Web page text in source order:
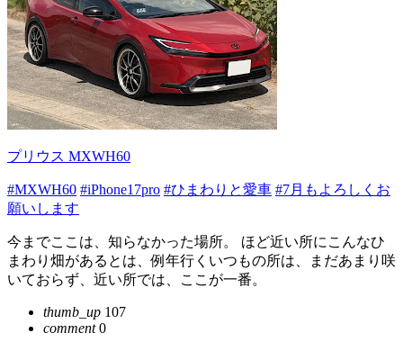
プリウス MXWH60
#MXWH60 #iPhone17pro #ひまわりと愛車 #7月もよろしくお
願いします
今までここは、知らなかった場所。 ほど近い所にこんなひ
まわり畑があるとは、例年行くいつもの所は、まだあまり咲
いておらず、近い所では、ここが一番。
thumb_up 107
comment0